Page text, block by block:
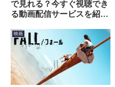
で見れる？今すぐ視聴でき
る動画配信サービスを紹
映画